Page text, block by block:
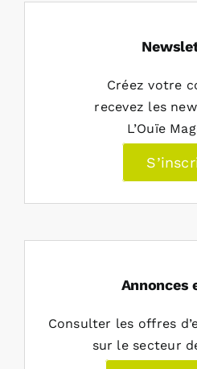
Créez votre
recevez les
L’Ouïe
Annonces
Consulter les offres
sur le secteur